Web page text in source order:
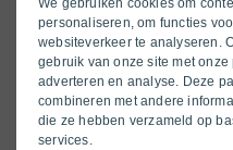
We gebruiken cookies om
personaliseren, om functies
websiteverkeer te analyseren.
gebruik van onze site met
adverteren en analyse. Deze
combineren met andere
die ze hebben verzameld op
services.